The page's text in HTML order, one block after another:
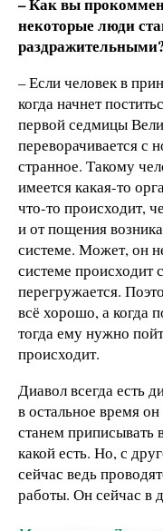
некоторые люди
– Если человек в
когда начнет
первой седмицы
переворачивается с
странное. Такому
имеется какая-то
что-то происходит,
и от пощения
системе. Может, он
системе происходит
перегружается.
всё хорошо, а когда
тогда ему нужно
происходит.
Диавол всегда есть
в остальное время
станем приписывать
какой есть. Но, с
сейчас ведь
работы. Он сейчас в